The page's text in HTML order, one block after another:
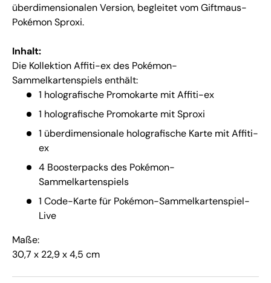
überdimensionalen Version, begleitet vom Giftmaus-
Pokémon Sproxi.
Inhalt:
Die Kollektion Affiti-ex des Pokémon-
Sammelkartenspiels enthält:
1 holografische Promokarte mit Affiti-ex
1 holografische Promokarte mit Sproxi
1 überdimensionale holografische Karte mit Affiti-
ex
4 Boosterpacks des Pokémon-
Sammelkartenspiels
1 Code-Karte für Pokémon-Sammelkartenspiel-
Live
Maße:
30,7 x 22,9 x 4,5 cm